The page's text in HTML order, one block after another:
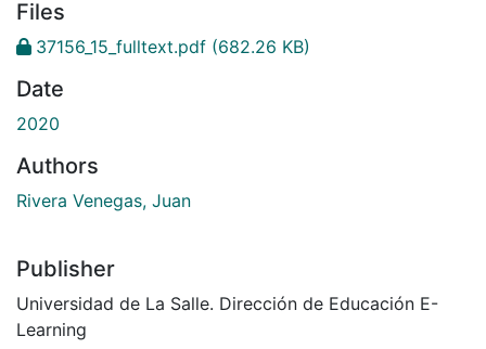
Files
37156_15_fulltext.pdf (682.26 KB)
Date
2020
Authors
Rivera Venegas, Juan
Publisher
Universidad de La Salle. Dirección de Educación E-
Learning